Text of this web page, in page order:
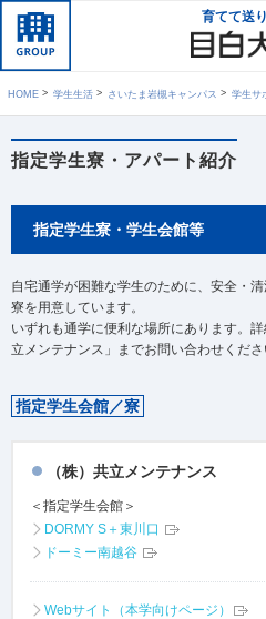
育てて送
HOME 学生生活 さいたま岩槻キャンパス 学生サ
指定学生寮・アパート紹介
指定学生寮・学生会館等
自宅通学が困難な学生のために、安全・
寮を用意しています。
いずれも通学に便利な場所にあります。
立メンテナンス」までお問い合わせくださ
指定学生会館／寮
（株）共立メンテナンス
＜指定学生会館＞
DORMY S＋東川口
ドーミー南越谷
Webサイト（本学向けページ）